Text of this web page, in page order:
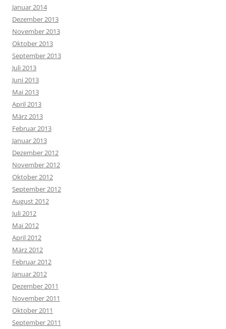
Januar 2014
Dezember 2013
November 2013
Oktober 2013
September 2013
Juli 2013
Juni 2013
Mai 2013
April 2013
März 2013
Februar 2013
Januar 2013
Dezember 2012
November 2012
Oktober 2012
September 2012
August 2012
Juli 2012
Mai 2012
April 2012
März 2012
Februar 2012
Januar 2012
Dezember 2011
November 2011
Oktober 2011
September 2011